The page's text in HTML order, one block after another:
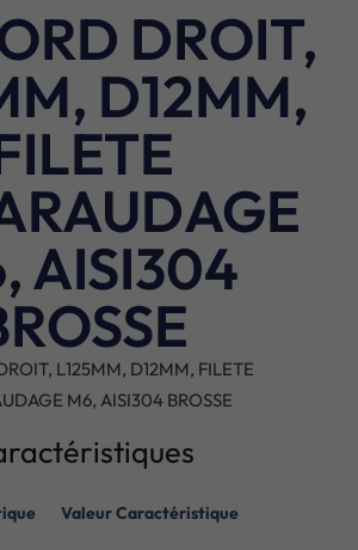
DROIT,
D12MM,
AISI304
L125MM, D12MM, FILETE
M6, AISI304 BROSSE
Valeur Caractéristique